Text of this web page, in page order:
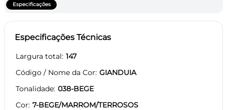
Especificações
Especificações Técnicas
Largura total 147
Código / Nome da Cor GIANDUIA
Tonalidade 038-BEGE
Cor 7-BEGE/MARROM/TERROSOS